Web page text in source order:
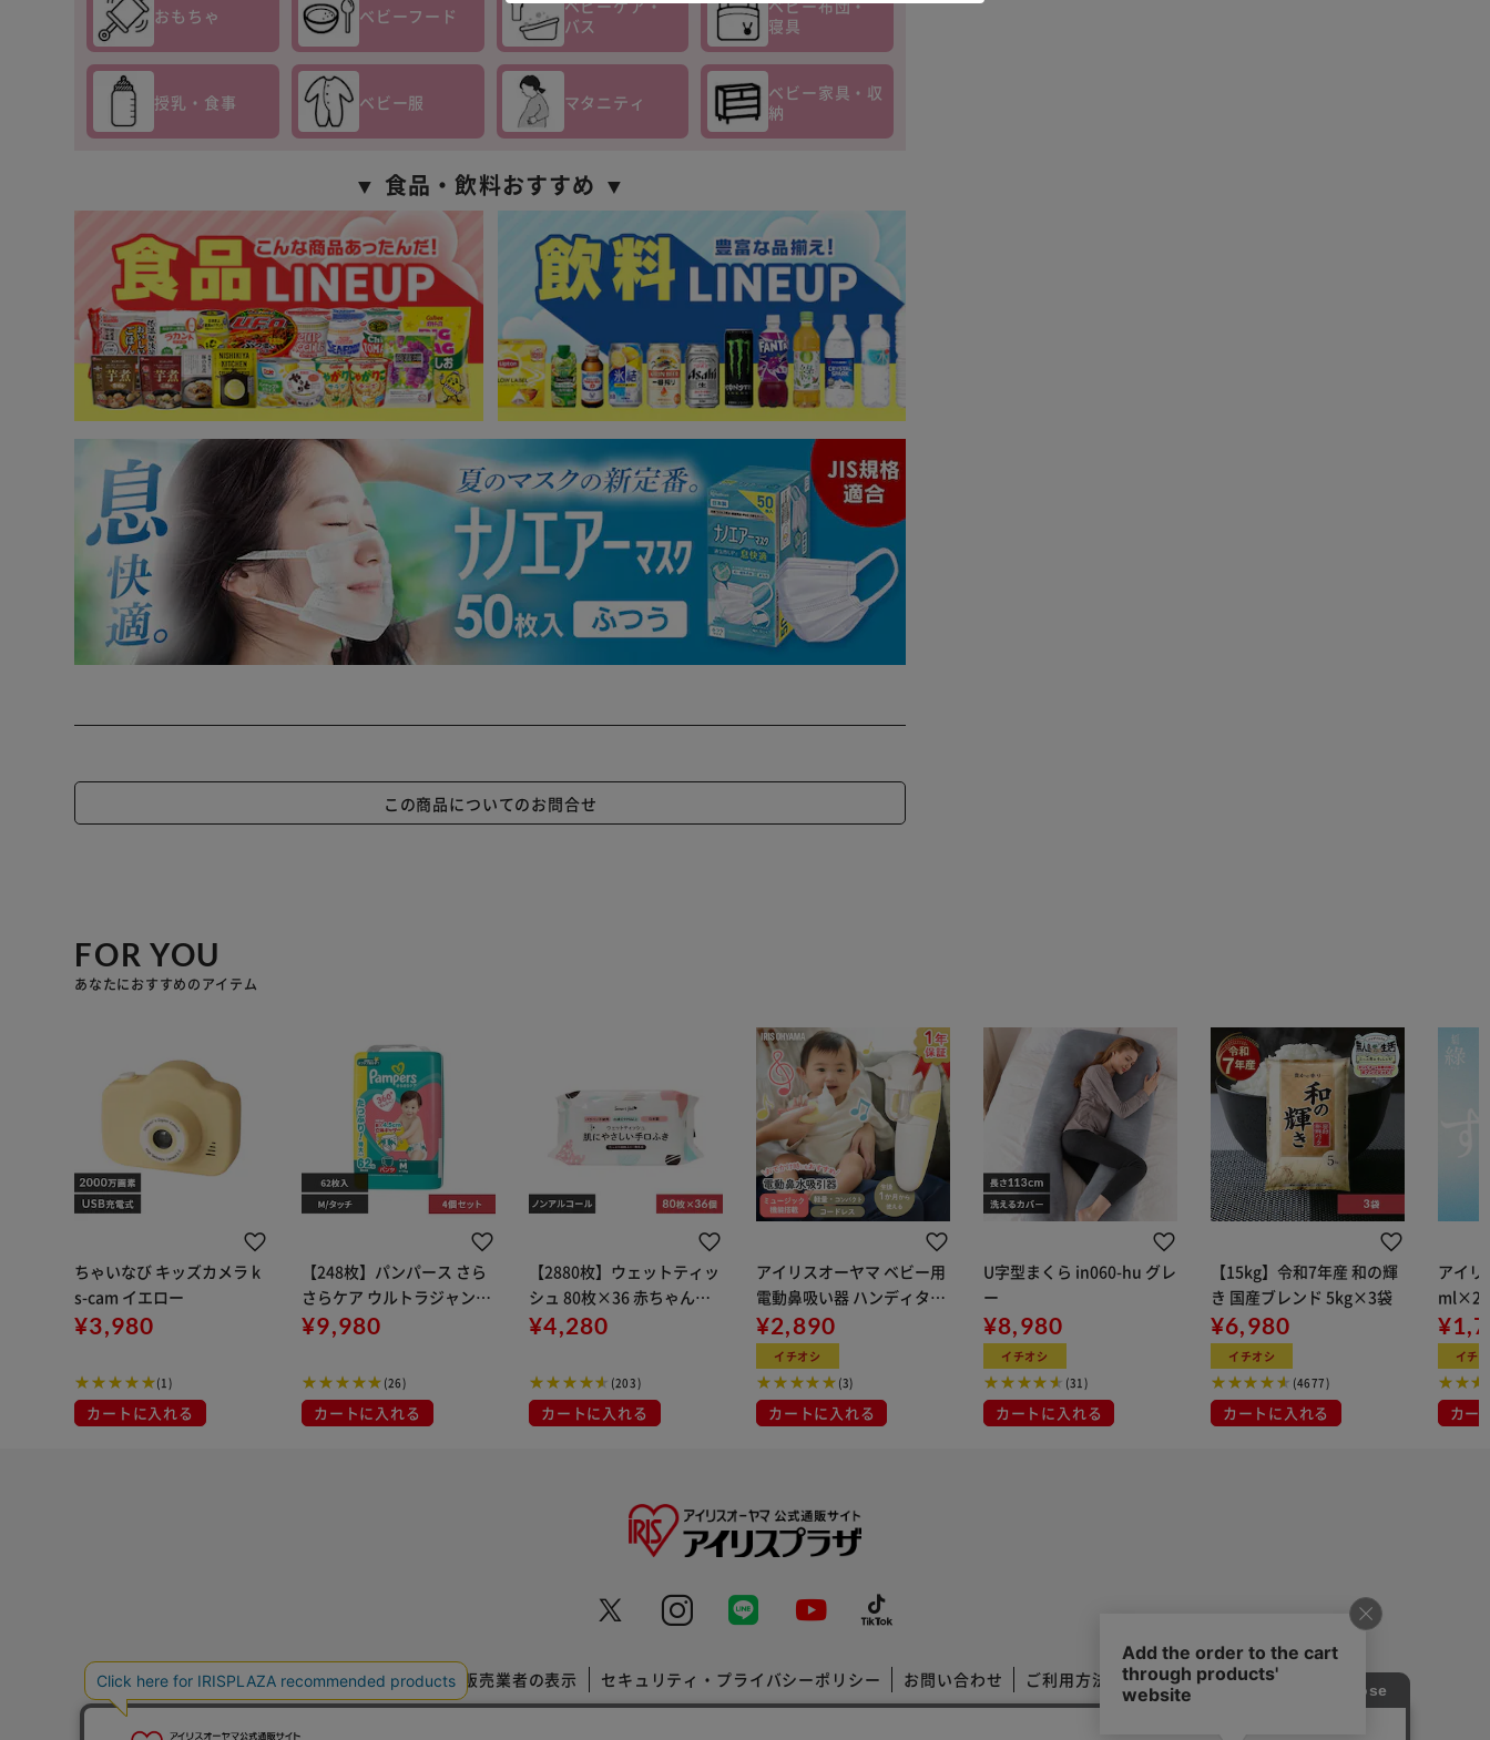
おもちゃ ベビーフード
ベビーケア・
バス
ベビー布団・
寝具
授乳・食事 ベビー服 マタニティ
ベビー家具・収
納
▼ 食品・飲料おすすめ ▼
この商品についてのお問合せ
FOR YOU
あなたにおすすめのアイテム
ちゃいなび キッズカメラ k
s-cam イエロー
¥3,980
(1)
カートに入れる
【248枚】パンパース さら
さらケア ウルトラジャンボ
Mサイズ たっち 62枚×4個
むつ おむつ パンツタイプ
【CP対象①】
¥9,980
(26)
カートに入れる
【2880枚】ウェットティッ
シュ 80枚×36 赤ちゃんの
手口ふき
¥4,280
(203)
カートに入れる
アイリスオーヤマ ベビー用
電動鼻吸い器 ハンディタイ
プ イエロー NS-12
¥2,890
イチオシ
(3)
カートに入れる
U字型まくら in060-hu グレ
ー
¥8,980
イチオシ
(31)
カートに入れる
【15kg】令和7年産 和の輝
き 国産ブレンド 5kg×3袋
¥6,980
イチオシ
(4677)
カートに入れる
アイリ
ml×24
用
イチ
カー
特定商取引法に基づく通信販売業者の表示 セキュリティ・プライバシーポリシー お問い合わせ ご利用方法 ご利用規約